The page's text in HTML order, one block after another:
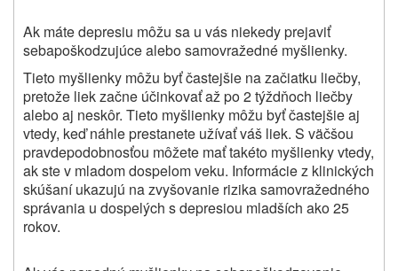
Ak máte depresiu môžu sa u vás niekedy prejaviť
sebapoškodzujúce alebo samovražedné myšlienky.
Tieto myšlienky môžu byť častejšie na začiatku liečby,
pretože liek začne účinkovať až po 2 týždňoch liečby
alebo aj neskôr. Tieto myšlienky môžu byť častejšie aj
vtedy, keď náhle prestanete užívať váš liek. S väčšou
pravdepodobnosťou môžete mať takéto myšlienky vtedy,
ak ste v mladom dospelom veku. Informácie z klinických
skúšaní ukazujú na zvyšovanie rizika samovražedného
správania u dospelých s depresiou mladších ako 25
rokov.